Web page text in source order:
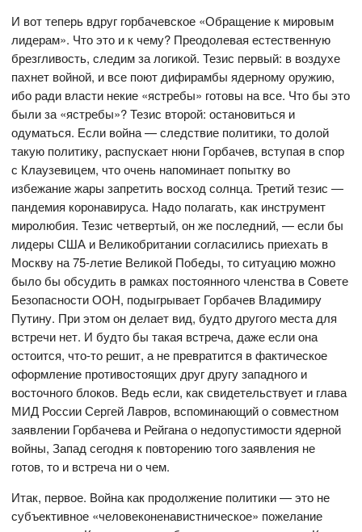
И вот теперь вдруг горбачевское «Обращение к мировым
лидерам». Что это и к чему? Преодолевая естественную
брезгливость, следим за логикой. Тезис первый: в воздухе
пахнет войной, и все поют дифирамбы ядерному оружию,
ибо ради власти некие «ястребы» готовы на все. Что бы это
были за «ястребы»? Тезис второй: остановиться и
одуматься. Если война — следствие политики, то долой
такую политику, распускает нюни Горбачев, вступая в спор
с Клаузевицем, что очень напоминает попытку во
избежание жары запретить восход солнца. Третий тезис —
пандемия коронавируса. Надо полагать, как инструмент
миролюбия. Тезис четвертый, он же последний, — если бы
лидеры США и Великобритании согласились приехать в
Москву на 75-летие Великой Победы, то ситуацию можно
было бы обсудить в рамках постоянного членства в Совете
Безопасности ООН, подыгрывает Горбачев Владимиру
Путину. При этом он делает вид, будто другого места для
встречи нет. И будто бы такая встреча, даже если она
остоится, что-то решит, а не превратится в фактическое
оформление противостоящих друг другу западного и
восточного блоков. Ведь если, как свидетельствует и глава
МИД России Сергей Лавров, вспоминающий о совместном
заявлении Горбачева и Рейгана о недопустимости ядерной
войны, Запад сегодня к повторению того заявления не
готов, то и встреча ни о чем.
Итак, первое. Война как продолжение политики — это не
субъективное «человеконенавистническое» пожелание